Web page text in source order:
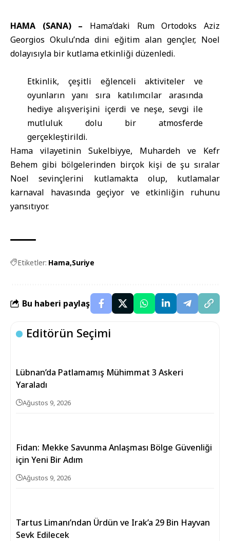
HAMA (SANA) – Hama’daki Rum Ortodoks Aziz
Georgios Okulu’nda dini eğitim alan gençler, Noel
dolayısıyla bir kutlama etkinliği düzenledi.
Etkinlik, çeşitli eğlenceli aktiviteler ve
oyunların yanı sıra katılımcılar arasında
hediye alışverişini içerdi ve neşe, sevgi ile
mutluluk dolu bir atmosferde
gerçekleştirildi.
Hama vilayetinin Sukelbiyye, Muhardeh ve Kefr
Behem gibi bölgelerinden birçok kişi de şu sıralar
Noel sevinçlerini kutlamakta olup, kutlamalar
karnaval havasında geçiyor ve etkinliğin ruhunu
yansıtıyor.
Etiketler: Hama Suriye
Bu haberi paylaş
Editörün Seçimi
Lübnan’da Patlamamış Mühimmat 3 Askeri
Yaraladı
Ağustos 9, 2026
Fidan: Mekke Savunma Anlaşması Bölge Güvenliği
için Yeni Bir Adım
Ağustos 9, 2026
Tartus Limanı’ndan Ürdün ve Irak’a 29 Bin Hayvan
Sevk Edilecek